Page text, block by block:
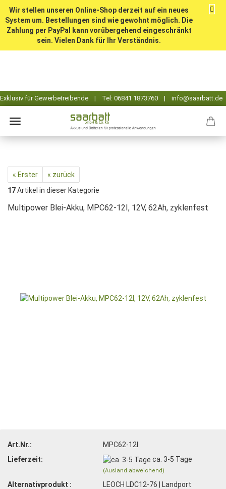
Wir stellen unseren Online-Shop derzeit auf ein neues
System um. Bestellungen sind wie gewohnt möglich. Die
Zahlung per PayPal kann vorübergehend eingeschränkt
sein. Vielen Dank für Ihr Verständnis.
« Erster
« zurück
17Artikel in dieser Kategorie
Multipower Blei-Akku, MPC62-12I, 12V, 62Ah, zyklenfest
Art.Nr.:
MPC62-12I
Lieferzeit:
ca. 3-5 Tage
(Ausland abweichend)
Alternativprodukt :
LEOCH LDC12-76 | Landport